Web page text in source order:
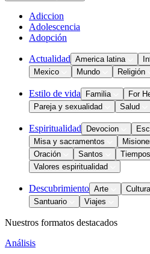
Adiccion
Adolescencia
Adopción
Actualidad America latina
Mexico
Mundo Religión
Estilo de vida Familia
For
Pareja y sexualidad
Salud
Espiritualidad Devocion
Misa y sacramentos
Oración
Santos
Valores espiritualidad
Descubrimiento Arte Cultura
Santuario
Viajes
Nuestros formatos destacados
Análisis